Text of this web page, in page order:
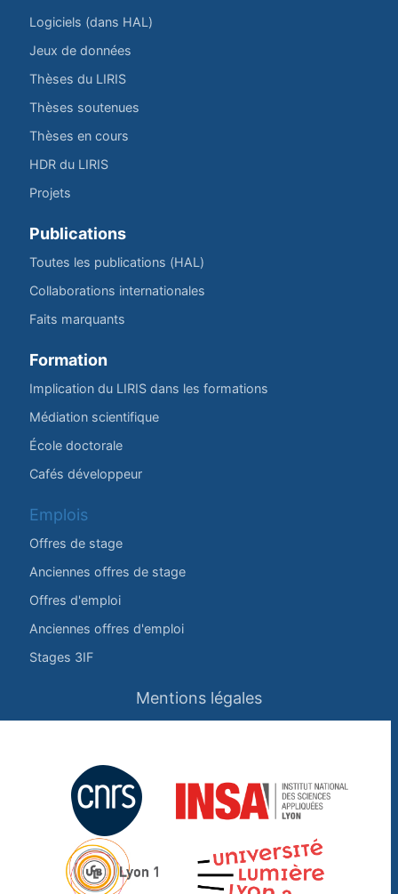
Logiciels (dans HAL)
Jeux de données
Thèses du LIRIS
Thèses soutenues
Thèses en cours
HDR du LIRIS
Projets
Publications
Toutes les publications (HAL)
Collaborations internationales
Faits marquants
Formation
Implication du LIRIS dans les formations
Médiation scientifique
École doctorale
Cafés développeur
Emplois
Offres de stage
Anciennes offres de stage
Offres d'emploi
Anciennes offres d'emploi
Stages 3IF
Mentions légales